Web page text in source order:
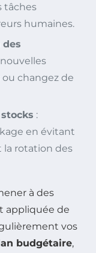
tâches
humaines.
changez de
:
en évitant
la rotation des
à des
appliquée de
vos
budgétaire,